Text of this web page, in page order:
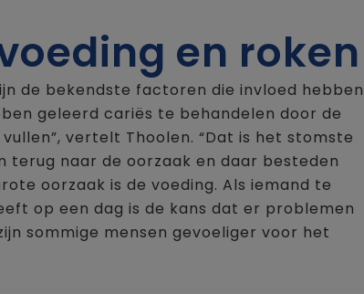
en roken
de bekendste factoren die invloed hebben
geleerd cariës te behandelen door de
vertelt Thoolen. “Dat is het stomste
terug naar de oorzaak en daar besteden
oorzaak is de voeding. Als iemand te
op een dag is de kans dat er problemen
sommige mensen gevoeliger voor het